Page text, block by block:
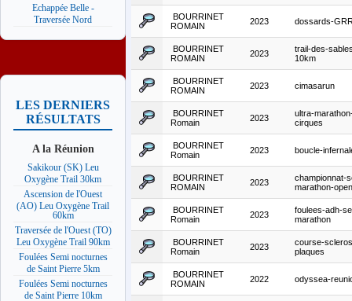
Echappée Belle -
Traversée Nord
LES DERNIERS
RÉSULTATS
A la Réunion
Sakikour (SK) Leu
Oxygène Trail 30km
Ascension de l'Ouest
(AO) Leu Oxygène Trail
60km
Traversée de l'Ouest (TO)
Leu Oxygène Trail 90km
Foulées Semi nocturnes
de Saint Pierre 5km
Foulées Semi nocturnes
de Saint Pierre 10km
BOURRINET
ROMAIN
2023 dossards-
BOURRINET
ROMAIN
2023
trail-des-
10km
BOURRINET
ROMAIN
2023 cimasarun
BOURRINET
Romain
2023
ultra-
cirques
BOURRINET
Romain
2023 boucle-
BOURRINET
ROMAIN
2023
championnat-
marathon-open
BOURRINET
Romain
2023
foulees-adh-
marathon
BOURRINET
Romain
2023
course-
plaques
BOURRINET
ROMAIN
2022 odyssea-